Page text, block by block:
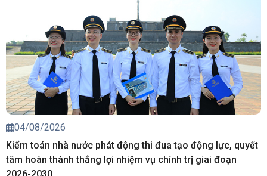
04/08/2026
Kiểm toán nhà nước phát động thi đua tạo động lực, quyết
tâm hoàn thành thắng lợi nhiệm vụ chính trị giai đoạn